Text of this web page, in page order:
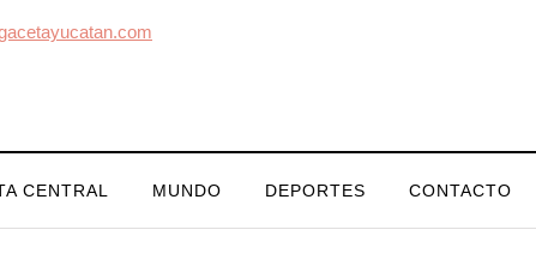
CENTRAL MUNDO DEPORTES CONTACTO